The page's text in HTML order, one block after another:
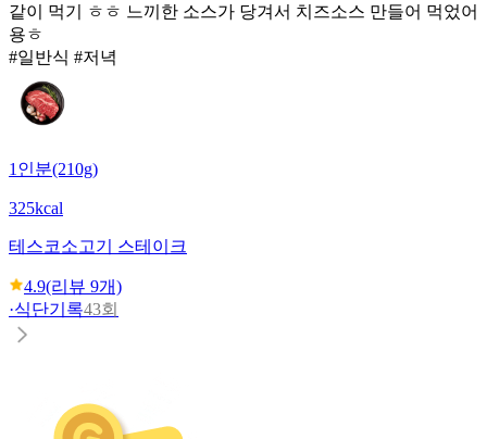
같이 먹기 ㅎㅎ 느끼한 소스가 당겨서 치즈소스 만들어 먹었어
용ㅎ
#일반식 #저녁
1인분(210g)
325kcal
테스코소고기 스테이크
4.9(리뷰 9개)
·식단기록43회